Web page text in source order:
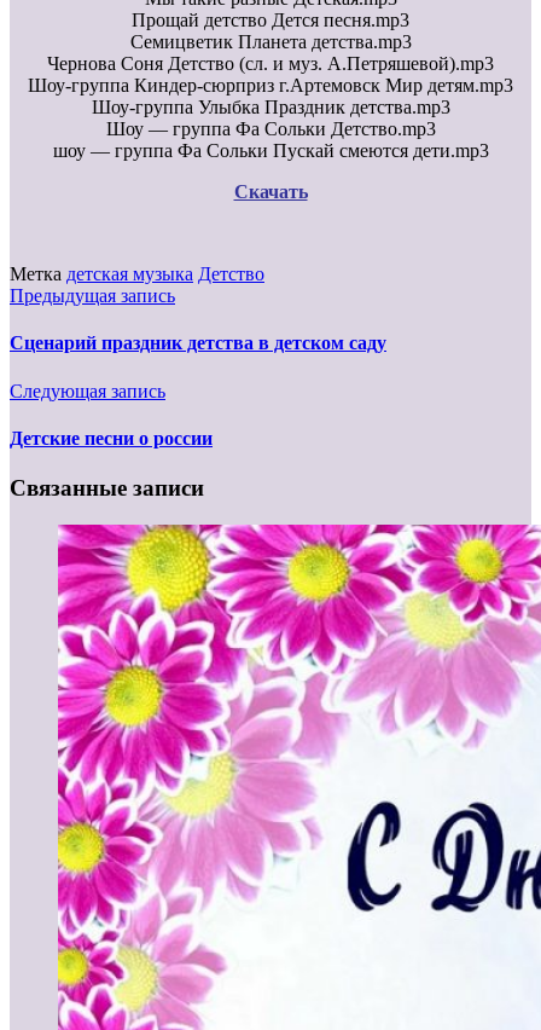
Прощай детство Дется песня.mp3
Семицветик Планета детства.mp3
Чернова Соня Детство (сл. и муз. А.Петряшевой).mp3
Шоу-группа Киндер-сюрприз г.Артемовск Мир детям.mp3
Шоу-группа Улыбка Праздник детства.mp3
Шоу — группа Фа Сольки Детство.mp3
шоу — группа Фа Сольки Пускай смеются дети.mp3
Скачать
Метка детская музыка Детство
Предыдущая запись
Сценарий праздник детства в детском саду
Следующая запись
Детские песни о россии
Связанные записи